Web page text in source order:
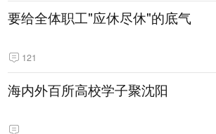
要给全体职工"应休尽休"的底气
121
海内外百所高校学子聚沈阳